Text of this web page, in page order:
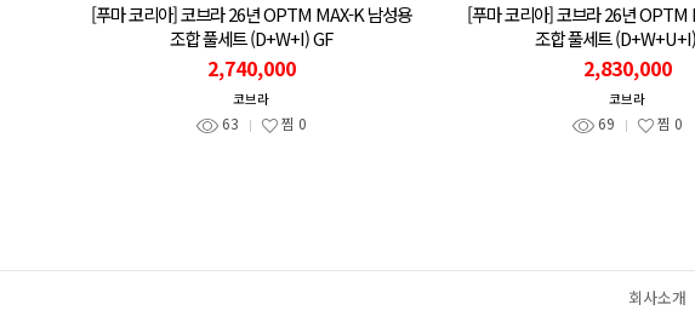
[푸마 코리아] 코브라 26년 OPTM MAX-K 남성용
조합 풀세트 (D+W+I) GF
2,740,000
코브라
63 찜 0
[푸마 코리아] 코브라 26년 OPTM
조합 풀세트
2,830,000
코브라
69 찜 0
회사소개